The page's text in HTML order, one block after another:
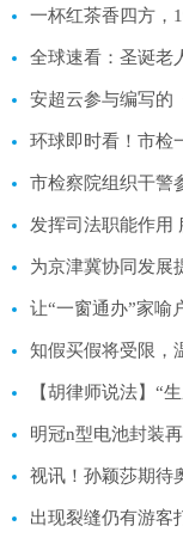
一杯红茶香四方，
全球速看：圣诞老
安超云参与编写的
环球即时看！市检
市检察院组织干警
发挥司法职能作用
为京津冀协同发展
让“一窗通办”家喻
明冠n型电池封装
出现裂缝仍有游客